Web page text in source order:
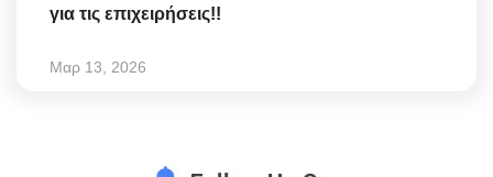
για τις επιχειρήσεις!!
Μαρ 13, 2026